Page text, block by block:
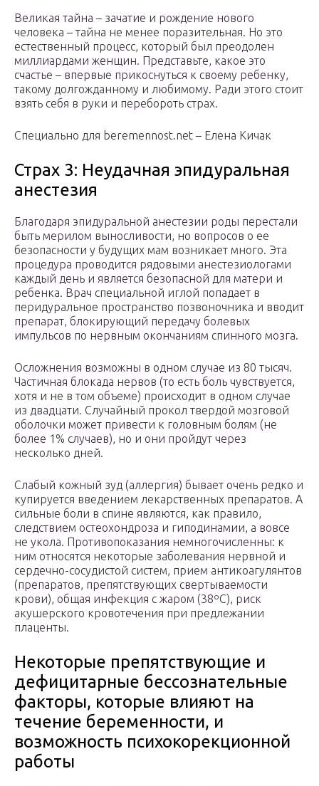
Великая тайна – зачатие и рождение нового
человека – тайна не менее поразительная. Но это
естественный процесс, который был преодолен
миллиардами женщин. Представьте, какое это
счастье – впервые прикоснуться к своему ребенку,
такому долгожданному и любимому. Ради этого стоит
взять себя в руки и перебороть страх.
Специально для beremennost.net – Елена Кичак
Страх 3: Неудачная эпидуральная
анестезия
Благодаря эпидуральной анестезии роды перестали
быть мерилом выносливости, но вопросов о ее
безопасности у будущих мам возникает много. Эта
процедура проводится рядовыми анестезиологами
каждый день и является безопасной для матери и
ребенка. Врач специальной иглой попадает в
перидуральное пространство позвоночника и вводит
препарат, блокирующий передачу болевых
импульсов по нервным окончаниям спинного мозга.
Осложнения возможны в одном случае из 80 тысяч.
Частичная блокада нервов (то есть боль чувствуется,
хотя и не в том объеме) происходит в одном случае
из двадцати. Случайный прокол твердой мозговой
оболочки может привести к головным болям (не
более 1% случаев), но и они пройдут через
несколько дней.
Слабый кожный зуд (аллергия) бывает очень редко и
купируется введением лекарственных препаратов. А
сильные боли в спине являются, как правило,
следствием остеохондроза и гиподинамии, а вовсе
не укола. Противопоказания немногочисленны: к
ним относятся некоторые заболевания нервной и
сердечно-сосудистой систем, прием антикоагулянтов
(препаратов, препятствующих свертываемости
крови), общая инфекция с жаром (38ºС), риск
акушерского кровотечения при предлежании
плаценты.
Некоторые препятствующие и
дефицитарные бессознательные
факторы, которые влияют на
течение беременности, и
возможность психокорекционной
работы